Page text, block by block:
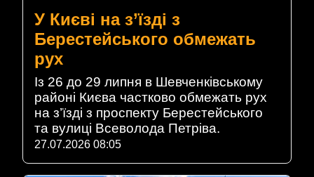
У Києві на з’їзді з
Берестейського обмежать
рух
Із 26 до 29 липня в Шевченківському
районі Києва частково обмежать рух
на з’їзді з проспекту Берестейського
та вулиці Всеволода Петріва.
27.07.2026 08:05